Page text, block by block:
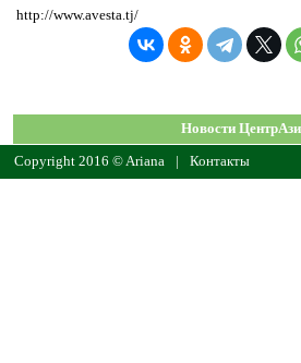
http://www.avesta.tj/
Новости
Copyright 2016 © Ariana
| Контакты